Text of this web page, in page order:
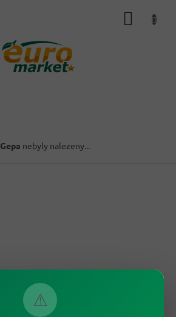
⚠
Gepa nebyly nalezeny...